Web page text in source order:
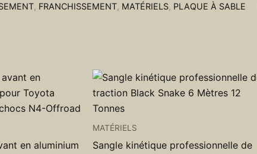
, FRANCHISSEMENT, MATÉRIELS, PLAQUE À SABLE
en aluminium
MATÉRIELS
Sangle kinétique professionnelle de